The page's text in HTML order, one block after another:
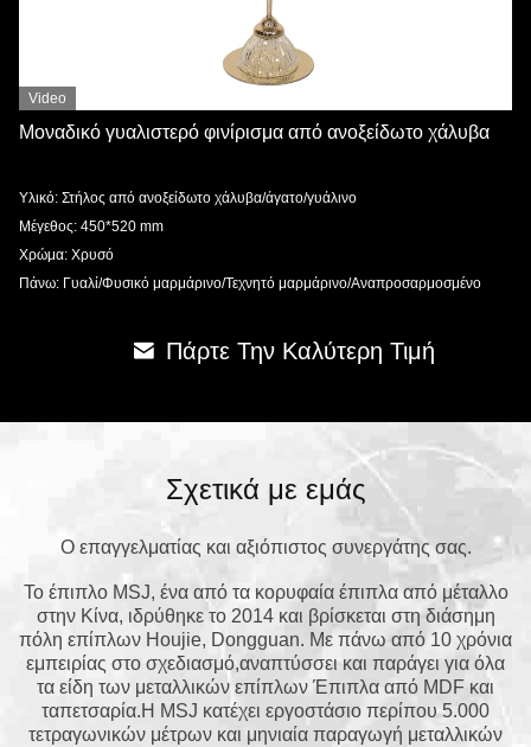
Video
Μοναδικό γυαλιστερό φινίρισμα από ανοξείδωτο χάλυβα
Υλικό: Στήλος από ανοξείδωτο χάλυβα/άγατο/γυάλινο
Μέγεθος: 450*520 mm
Χρώμα: Χρυσό
Πάνω: Γυαλί/Φυσικό μαρμάρινο/Τεχνητό μαρμάρινο/Αναπροσαρμοσμένο
Πάρτε Την Καλύτερη Τιμή
Σχετικά με εμάς
Ο επαγγελματίας και αξιόπιστος συνεργάτης σας.
Το έπιπλο MSJ, ένα από τα κορυφαία έπιπλα από μέταλλο
στην Κίνα, ιδρύθηκε το 2014 και βρίσκεται στη διάσημη
πόλη επίπλων Houjie, Dongguan. Με πάνω από 10 χρόνια
εμπειρίας στο σχεδιασμό,αναπτύσσει και παράγει για όλα
τα είδη των μεταλλικών επίπλων Έπιπλα από MDF και
ταπετσαρία.Η MSJ κατέχει εργοστάσιο περίπου 5.000
τετραγωνικών μέτρων και μηνιαία παραγωγή μεταλλικών